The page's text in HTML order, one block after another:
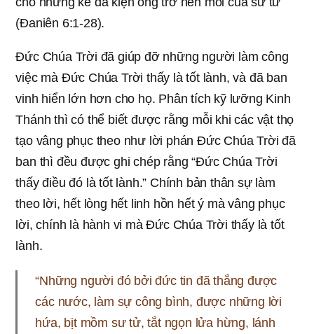
(Đaniên 6:1-28).
Đức Chúa Trời đã giúp đỡ những người làm công
việc mà Đức Chúa Trời thấy là tốt lành, và đã ban
vinh hiển lớn hơn cho họ. Phân tích kỹ lưỡng Kinh
Thánh thì có thể biết được rằng mỗi khi các vật thọ
tạo vâng phục theo như lời phán Đức Chúa Trời đã
ban thì đều được ghi chép rằng “Đức Chúa Trời
thấy điều đó là tốt lành.” Chính bản thân sự làm
theo lời, hết lòng hết linh hồn hết ý mà vâng phục
lời, chính là hành vi mà Đức Chúa Trời thấy là tốt
lành.
“Những người đó bởi đức tin đã thắng được
các nước, làm sự công bình, được những lời
hứa, bịt mồm sư tử, tắt ngọn lửa hừng, lánh